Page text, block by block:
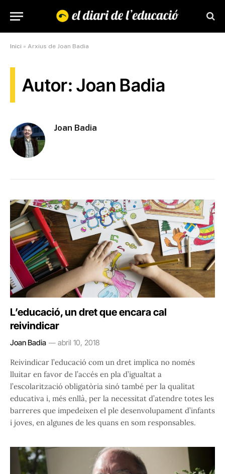
Inici » Arxius de Joan Badia
Autor: Joan Badia
Joan Badia
L’educació, un dret que encara cal
reivindicar
Joan Badia abril 10, 2018
Reivindicar l’educació com un dret implica no només
lluitar en favor de l’accés en pla d’igualtat a
l’escolarització obligatòria sinó també per la qualitat
educativa i, més enllà, per la necessitat d’atendre totes les
barreres que impedeixen el ple desenvolupament d’infants
i joves, en algunes de les quans en som responsables.